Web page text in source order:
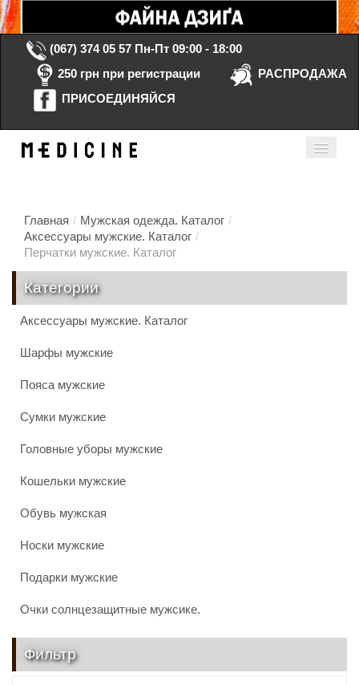
(067) 374 05 57 Пн-Пт 09:00 - 18:00
250 грн при регистрации
РАСПРОДАЖА
ПРИСОЕДИНЯЙСЯ
Каталог
Главная / Мужская одежда. Каталог /
Аксессуары мужские. Каталог /
Перчатки мужские. Каталог
Категории
Аксессуары мужские. Каталог
Шарфы мужские
Пояса мужские
Сумки мужские
Головные уборы мужские
Кошельки мужские
Обувь мужская
Носки мужские
Подарки мужские
Очки солнцезащитные мужсике.
Фильтр